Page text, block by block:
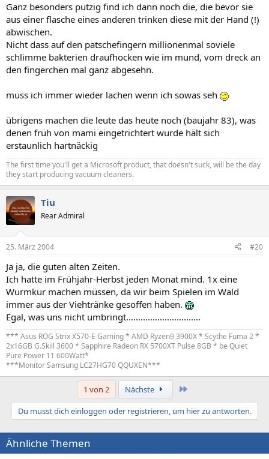
Ganz besonders putzig find ich dann noch die, die bevor sie
aus einer flasche eines anderen trinken diese mit der Hand (!)
abwischen.
Nicht dass auf den patschefingern millionenmal soviele
schlimme bakterien draufhocken wie im mund, vom dreck an
den fingerchen mal ganz abgesehn.
muss ich immer wieder lachen wenn ich sowas seh
übrigens machen die leute das heute noch (baujahr 83), was
denen früh von mami eingetrichtert wurde hält sich
erstaunlich hartnäckig
The first time you'll get a Microsoft product, that doesn't suck, will be the day
they start producing vacuum cleaners.
Tiu
Rear Admiral
25. März 2004 #20
Ja ja, die guten alten Zeiten.
Ich hatte im Frühjahr-Herbst jeden Monat mind. 1x eine
Wurmkur machen müssen, da wir beim Spielen im Wald
immer aus der Viehtränke gesoffen haben.
Egal, was uns nicht umbringt...............................
*** Asus ROG Strix X570-E Gaming * AMD Ryzen9 3900X * Scythe Fuma 2 *
2x16GB G.Skill 3600 * Sapphire Radeon RX 5700XT Pulse 8GB * be Quiet
Pure Power 11 600Watt*
***Monitor Samsung LC27HG70 QQUXEN***
1 von 2 Nächste
Du musst dich einloggen oder registrieren, um hier zu antworten.
Ähnliche Themen